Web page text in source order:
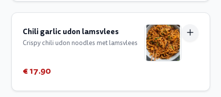
Chili garlic udon lamsvlees
Crispy chili udon noodles met lamsvlees
€ 17.90